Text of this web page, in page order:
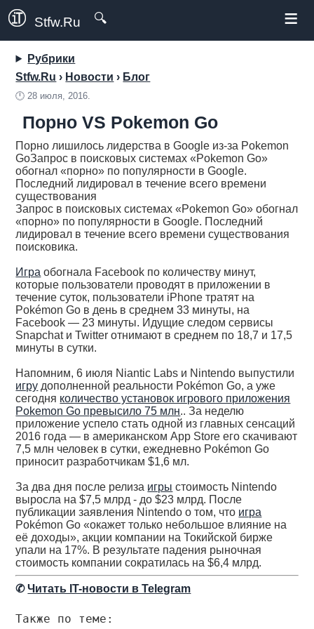
Stfw.Ru 🔍 ≡
Рубрики
Stfw.Ru › Новости › Блог
🕛28 июля, 2016.
Порно VS Pokemon Go
Порно лишилось лидерства в Google из-за Pokemon
GoЗапрос в поисковых системах «Pokemon Go»
обогнал «порно» по популярности в Google.
Последний лидировал в течение всего времени
существования
Запрос в поисковых системах «Pokemon Go» обогнал
«порно» по популярности в Google. Последний
лидировал в течение всего времени существования
поисковика.
Игра обогнала Facebook по количеству минут,
которые пользователи проводят в приложении в
течение суток, пользователи iPhone тратят на
Pokémon Go в день в среднем 33 минуты, на
Facebook — 23 минуты. Идущие следом сервисы
Snapchat и Twitter отнимают в среднем по 18,7 и 17,5
минуты в сутки.
Напомним, 6 июля Niantic Labs и Nintendo выпустили
игру дополненной реальности Pokémon Go, а уже
сегодня количество установок игрового приложения
Pokemon Go превысило 75 млн.. За неделю
приложение успело стать одной из главных сенсаций
2016 года — в американском App Store его скачивают
7,5 млн человек в сутки, ежедневно Pokémon Go
приносит разработчикам $1,6 мл.
За два дня после релиза игры стоимость Nintendo
выросла на $7,5 млрд - до $23 млрд. После
публикации заявления Nintendo о том, что игра
Pokémon Go «окажет только небольшое влияние на
её доходы», акции компании на Токийской бирже
упали на 17%. В результате падения рыночная
стоимость компании сократилась на $6,4 млрд.
✆Читать IT-новости в Telegram
Также по теме: